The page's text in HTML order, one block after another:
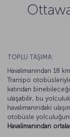
TOPLU TAŞIMA:
Havalimanından 18
Transpo
katından
ulaşabilir, bu
havalimanındaki
otobüsle
Havalimanından